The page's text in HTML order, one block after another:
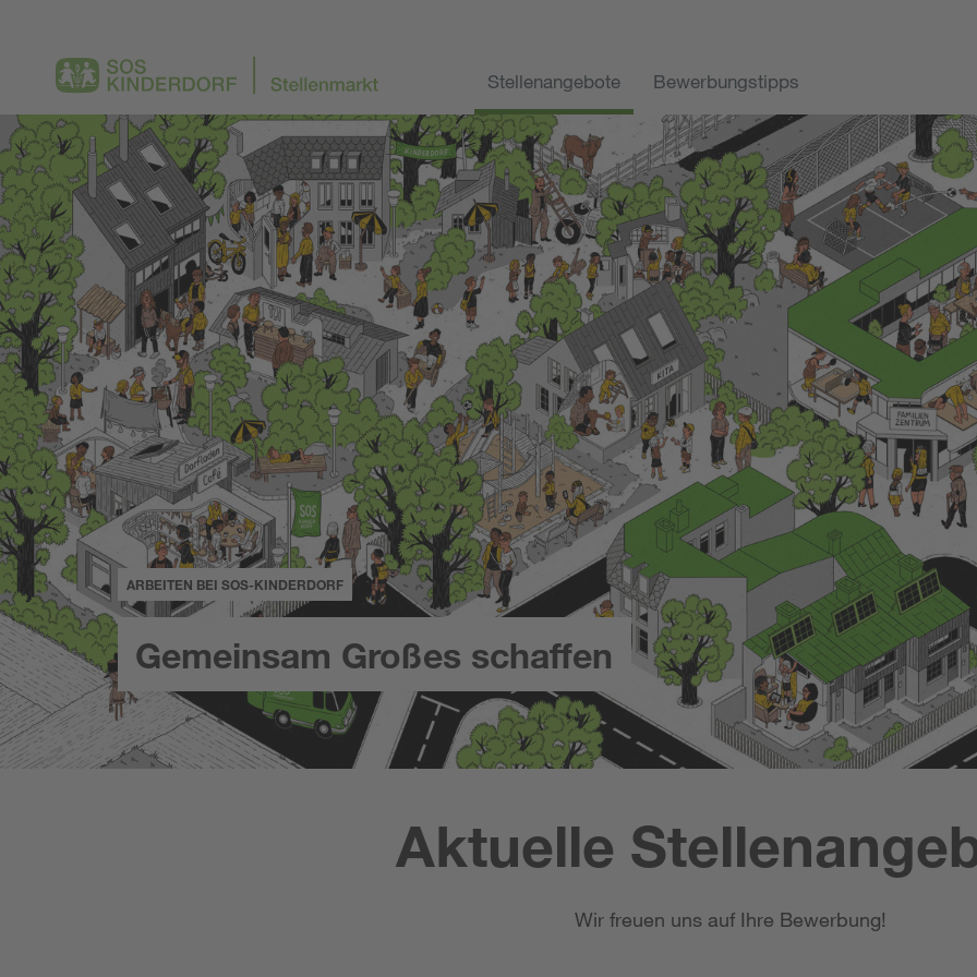
Stellenangebote Bewerbungstipps
ARBEITEN BEI SOS-KINDERDORF
Gemeinsam Großes schaffen
Aktuelle
Wir freuen uns auf Ihre Bewerbung!